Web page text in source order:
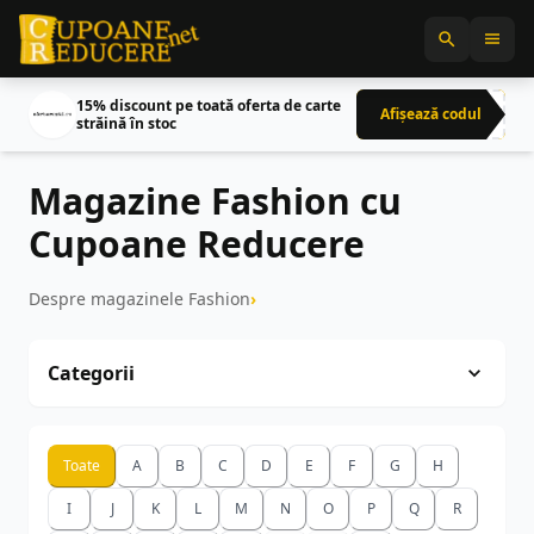
15% discount pe toată oferta de carte
străină în stoc
Afișează codulCRN
Magazine Fashion cu
Cupoane Reducere
Despre magazinele Fashion
Categorii
I IT&C 66
Toate A B C D E F G H
I J K L M N O P Q R